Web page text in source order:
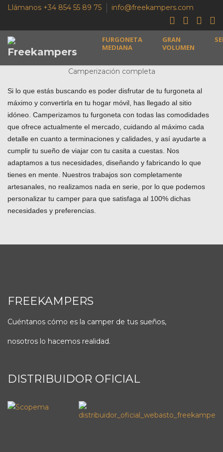
Llámanos +34 854 55 89 75 info@freekampers.com
FURGONETA
MEDIANA
GRAN
VOLUMEN
Camperización completa
Si lo que estás buscando es poder disfrutar de tu furgoneta al
máximo y convertirla en tu hogar móvil, has llegado al sitio
idóneo. Camperizamos tu furgoneta con todas las comodidades
que ofrece actualmente el mercado, cuidando al máximo cada
detalle en cuanto a terminaciones y calidades, y así ayudarte a
cumplir tu sueño de viajar con tu casita a cuestas. Nos
adaptamos a tus necesidades, diseñando y fabricando lo que
tienes en mente. Nuestros trabajos son completamente
artesanales, no realizamos nada en serie, por lo que podemos
personalizar tu camper para que satisfaga al 100% dichas
necesidades y preferencias.
FREEKAMPERS
Cuéntanos cómo es la camper de tus sueños,
nosotros lo hacemos realidad.
DISTRIBUIDOR OFICIAL